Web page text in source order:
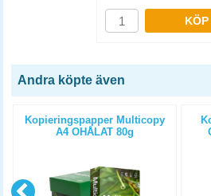
KÖP
Andra köpte även
Kopieringspapper Multicopy
A4 OHÅLAT 80g